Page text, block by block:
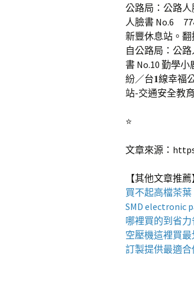
公路局：公路
人臉書 No.6
新豐休息站。
自公路局：公
書 No.10 勤學
紛／台𝟏線幸福
站-交通安全教
⭐️
文章來源：
【其他文章推薦
買不起高檔茶
SMD electronic
哪裡買的到省
空壓機這裡買
訂製提供最適合